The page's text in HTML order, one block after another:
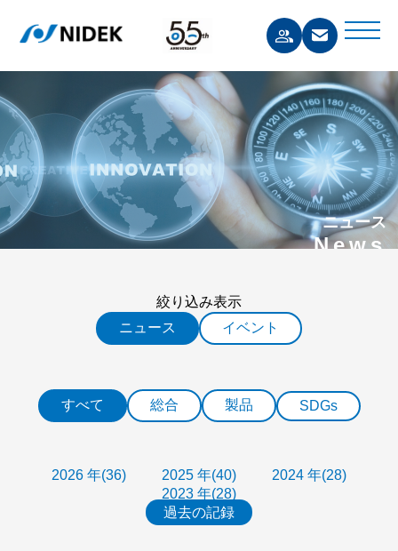
ニュース
News
絞り込み表示
ニュース
イベント
すべて 総合 製品 SDGs
2026 年(36) 2025 年(40)
2024 年(28)
2023 年(28)
過去の記録